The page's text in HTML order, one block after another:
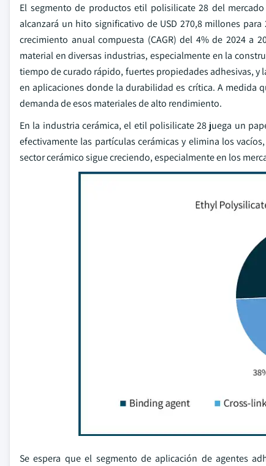
El segmento de productos etil polisilicate 28 del
alcanzará un hito significativo de USD 270,8 millones
crecimiento anual compuesta (CAGR) del 4% de 2024 a
material en diversas industrias, especialmente en la
tiempo de curado rápido, fuertes propiedades adhesivas, y
en aplicaciones donde la durabilidad es crítica. A medida
demanda de esos materiales de alto rendimiento.
En la industria cerámica, el etil polisilicate 28 juega un
efectivamente las partículas cerámicas y elimina los
sector cerámico sigue creciendo, especialmente en los
Se espera que el segmento de aplicación de agentes